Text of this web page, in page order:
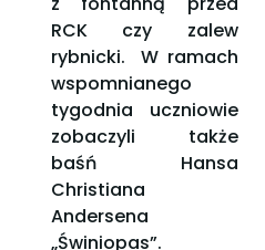
RCK czy zalew
rybnicki. W ramach
wspomnianego
tygodnia uczniowie
zobaczyli także
baśń Hansa
Christiana
Andersena
„Świniopas”.